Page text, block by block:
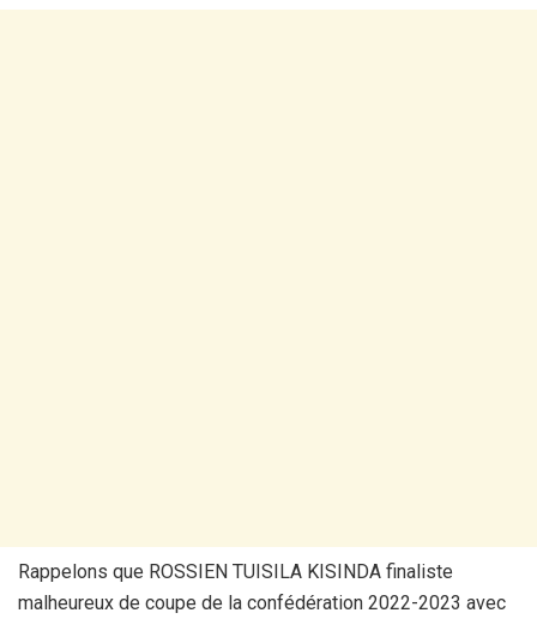
Rappelons que ROSSIEN TUISILA KISINDA finaliste
malheureux de coupe de la confédération 2022-2023 avec